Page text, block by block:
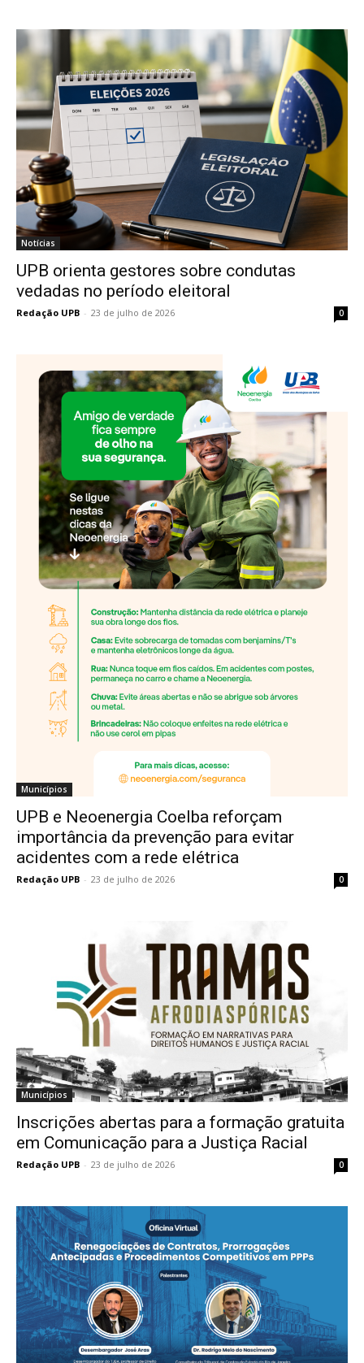
Notícias
UPB orienta gestores sobre condutas
vedadas no período eleitoral
Redação UPB - 23 de julho de 2026 0
Municípios
UPB e Neoenergia Coelba reforçam
importância da prevenção para evitar
acidentes com a rede elétrica
Redação UPB - 23 de julho de 2026 0
Municípios
Inscrições abertas para a formação gratuita
em Comunicação para a Justiça Racial
Redação UPB - 23 de julho de 2026 0